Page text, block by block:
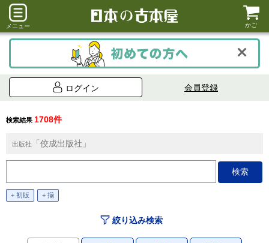
メニュー かご
ログイン 会員登録
検索結果 1708件
出版社 「佼成出版社」
+ 初版 + 揃
絞り込み検索